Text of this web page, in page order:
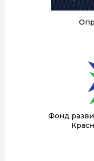
Фонд